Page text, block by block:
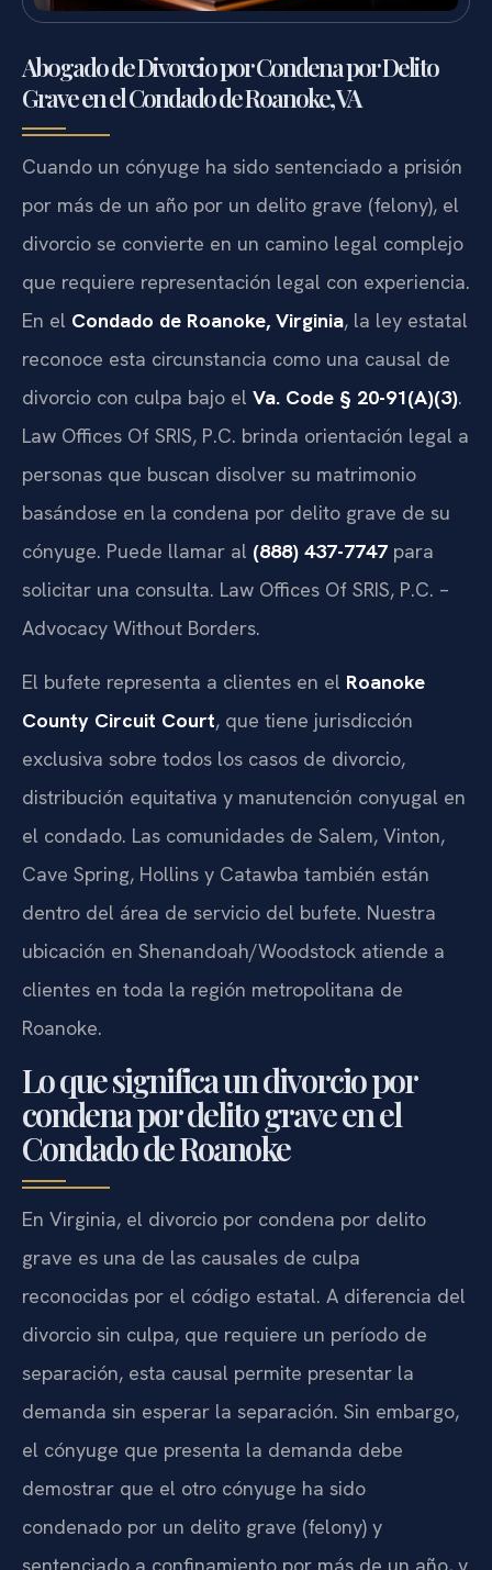
Abogado de Divorcio por Condena por Delito
Grave en el Condado de Roanoke, VA
Cuando un cónyuge ha sido sentenciado a prisión
por más de un año por un delito grave (felony), el
divorcio se convierte en un camino legal complejo
que requiere representación legal con experiencia.
En el Condado de Roanoke, Virginia, la ley estatal
reconoce esta circunstancia como una causal de
divorcio con culpa bajo el Va. Code § 20-91(A)(3).
Law Offices Of SRIS, P.C. brinda orientación legal a
personas que buscan disolver su matrimonio
basándose en la condena por delito grave de su
cónyuge. Puede llamar al (888) 437-7747 para
solicitar una consulta. Law Offices Of SRIS, P.C. –
Advocacy Without Borders.
El bufete representa a clientes en el Roanoke
County Circuit Court, que tiene jurisdicción
exclusiva sobre todos los casos de divorcio,
distribución equitativa y manutención conyugal en
el condado. Las comunidades de Salem, Vinton,
Cave Spring, Hollins y Catawba también están
dentro del área de servicio del bufete. Nuestra
ubicación en Shenandoah/Woodstock atiende a
clientes en toda la región metropolitana de
Roanoke.
Lo que significa un divorcio por
condena por delito grave en el
Condado de Roanoke
En Virginia, el divorcio por condena por delito
grave es una de las causales de culpa
reconocidas por el código estatal. A diferencia del
divorcio sin culpa, que requiere un período de
separación, esta causal permite presentar la
demanda sin esperar la separación. Sin embargo,
el cónyuge que presenta la demanda debe
demostrar que el otro cónyuge ha sido
condenado por un delito grave (felony) y
sentenciado a confinamiento por más de un año, y